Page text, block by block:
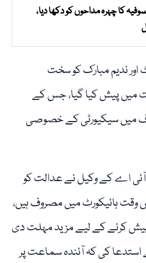
کا چہرہ مداحوں کو دکھا دیا،
ندیم مبارک کو سخت
میں پیش کیا گیا، جس کے
میں سیکیورٹی کے خصوصی
اے کے وکیل نے عدالت کو
وقت ہائیکورٹ میں مصروف ہیں،
کرنے کے لیے مزید مہلت دی
کی کہ آئندہ سماعت پر